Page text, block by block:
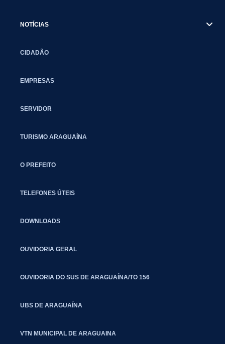
NOTÍCIAS
CIDADÃO
EMPRESAS
SERVIDOR
TURISMO ARAGUAÍNA
O PREFEITO
TELEFONES ÚTEIS
DOWNLOADS
OUVIDORIA GERAL
OUVIDORIA DO SUS DE ARAGUAÍNA/TO 156
UBS DE ARAGUAÍNA
VTN MUNICIPAL DE ARAGUAINA